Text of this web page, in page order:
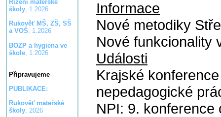
Řízení mateřské
školy, 1.2026
Rukověť MŠ, ZŠ, SŠ
a VOŠ, 1.2026
BOZP a hygiena ve
škole, 1.2026
Připravujeme
PUBLIKACE:
Rukověť mateřské
školy, 2026
Informace
Nové metodiky
Nové funkcionality
Události
Krajské
nepedagogické
NPI: 9. konference